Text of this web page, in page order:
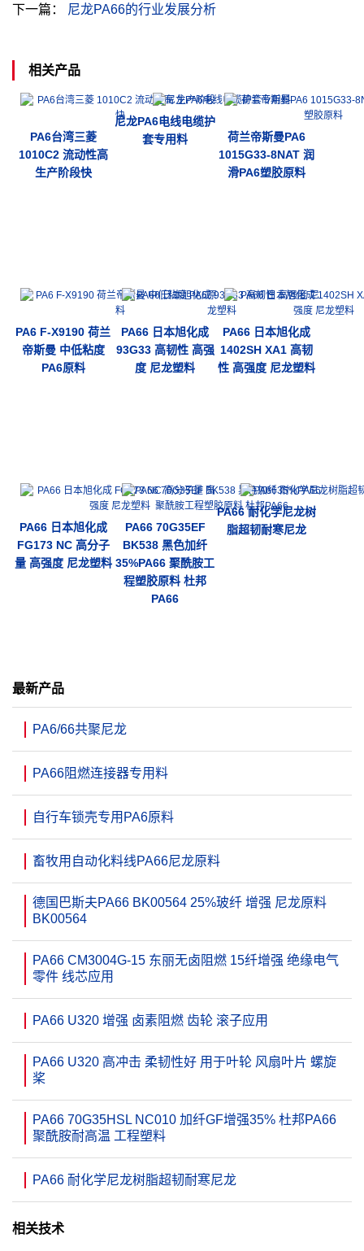
下一篇：
尼龙PA66的行业发展分析
相关产品
PA6台湾三菱
1010C2 流动性高
生产阶段快
尼龙PA6电线电缆护
套专用料
荷兰帝斯曼PA6
1015G33-8NAT 润
滑PA6塑胶原料
PA6 F-X9190 荷兰
帝斯曼 中低粘度
PA6原料
PA66 日本旭化成
93G33 高韧性 高强
度 尼龙塑料
PA66 日本旭化成
1402SH XA1 高韧
性 高强度 尼龙塑料
PA66 日本旭化成
FG173 NC 高分子
量 高强度 尼龙塑料
PA66 70G35EF
BK538 黑色加纤
35%PA66 聚酰胺工
程塑胶原料 杜邦
PA66
PA66 耐化学尼龙树
脂超韧耐寒尼龙
最新产品
PA6/66共聚尼龙
PA66阻燃连接器专用料
自行车锁壳专用PA6原料
畜牧用自动化料线PA66尼龙原料
德国巴斯夫PA66 BK00564 25%玻纤 增强 尼龙原料
BK00564
PA66 CM3004G-15 东丽无卤阻燃 15纤增强 绝缘电气
零件 线芯应用
PA66 U320 增强 卤素阻燃 齿轮 滚子应用
PA66 U320 高冲击 柔韧性好 用于叶轮 风扇叶片 螺旋
桨
PA66 70G35HSL NC010 加纤GF增强35% 杜邦PA66
聚酰胺耐高温 工程塑料
PA66 耐化学尼龙树脂超韧耐寒尼龙
相关技术